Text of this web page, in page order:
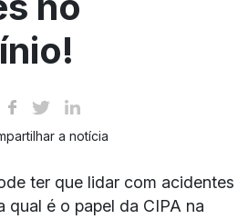
a notícia
ter que lidar com acidentes
qual é o papel da CIPA na